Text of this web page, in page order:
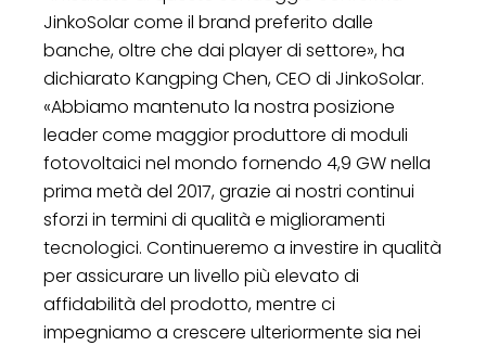
JinkoSolar come il brand preferito dalle
banche, oltre che dai player di settore», ha
dichiarato Kangping Chen, CEO di JinkoSolar.
«Abbiamo mantenuto la nostra posizione
leader come maggior produttore di moduli
fotovoltaici nel mondo fornendo 4,9 GW nella
prima metà del 2017, grazie ai nostri continui
sforzi in termini di qualità e miglioramenti
tecnologici. Continueremo a investire in qualità
per assicurare un livello più elevato di
affidabilità del prodotto, mentre ci
impegniamo a crescere ulteriormente sia nei